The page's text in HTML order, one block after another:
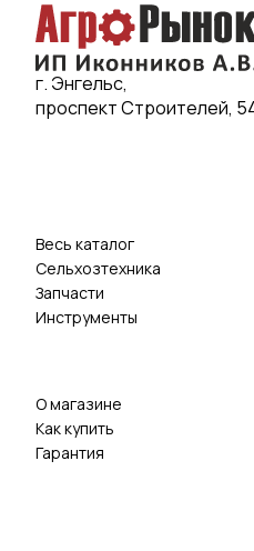
г. Энгельс,
проспект Строителей,
Весь каталог
Сельхозтехника
Запчасти
Инструменты
О магазине
Как купить
Гарантия